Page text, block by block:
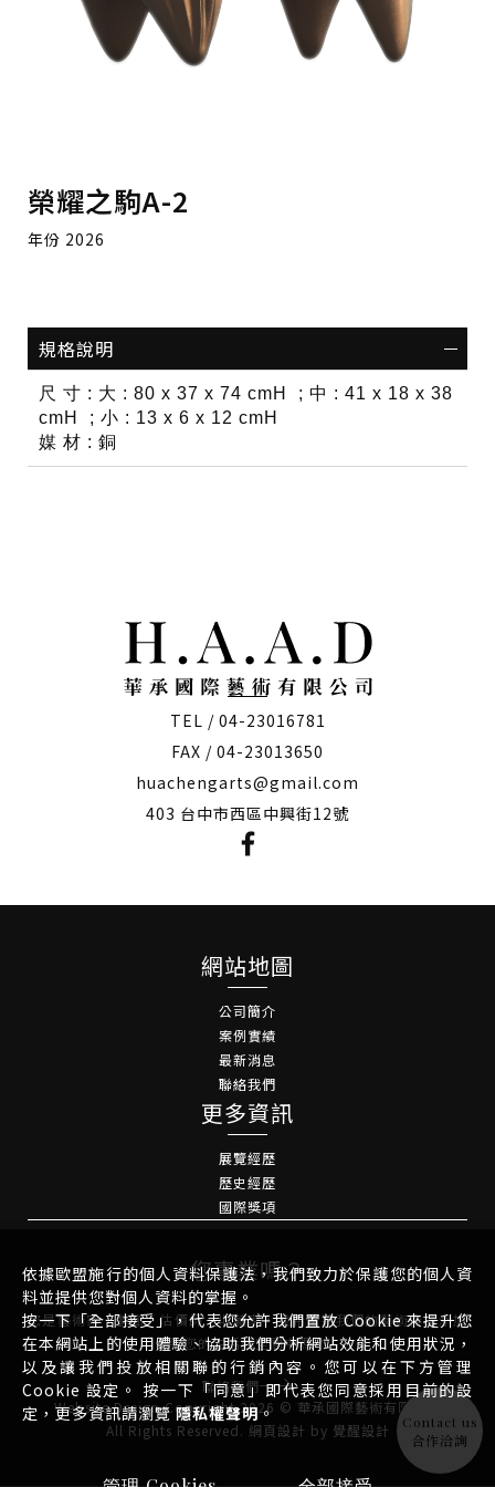
榮耀之駒A-2
年份 2026
規格說明
尺 寸 : 大 : 80 x 37 x 74 cmH ; 中 : 41 x 18 x 38
cmH ; 小 : 13 x 6 x 12 cmH
媒 材 : 銅
TEL / 04-23016781
FAX / 04-23013650
huachengarts@gmail.com
403 台中市西區中興街12號
網站地圖
公司簡介
案例實績
最新消息
聯絡我們
更多資訊
展覽經歷
歷史經歷
國際獎項
您專業嗎？
您是藝術家、藝廊、估價師、收藏家，並希望將我們的藝術作品添加
到您的生活或空間中嗎？
聯絡我們
Website DesignCopyright 2026 © 華承國際藝術有限公司
All Rights Reserved. 網頁設計 by 覺醒設計 Contact us
合作洽詢
依據歐盟施行的個人資料保護法，我們致力於保護您的個人資
料並提供您對個人資料的掌握。
按一下「全部接受」，代表您允許我們置放 Cookie 來提升您
在本網站上的使用體驗、協助我們分析網站效能和使用狀況，
以及讓我們投放相關聯的行銷內容。您可以在下方管理
Cookie 設定。 按一下「同意」即代表您同意採用目前的設
定，更多資訊請瀏覽隱私權聲明。